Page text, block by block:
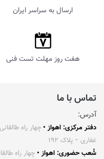
ارسال به سراسر ایران
هفت روز مهلت تست فنی
تماس با ما
آدرس:
دفتر مرکزی: اهواز • چهار راه
غفاری ⁃ پلاک ۱۹۲
شُعب حضوری: اهواز •چهار راه